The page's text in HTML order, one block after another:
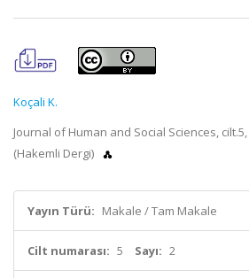
Koçali K.
Journal of Human and Social Sciences,
(Hakemli Dergi)
Yayın Türü: Makale / Tam Makale
Cilt numarası: 5 Sayı: 2